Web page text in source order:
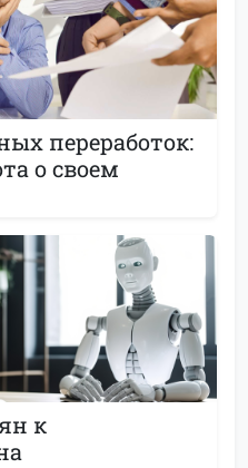
переработок:
о своем
к